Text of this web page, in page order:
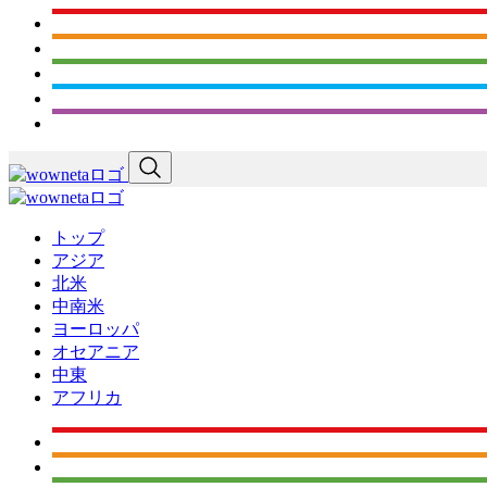
トップ
アジア
北米
中南米
ヨーロッパ
オセアニア
中東
アフリカ